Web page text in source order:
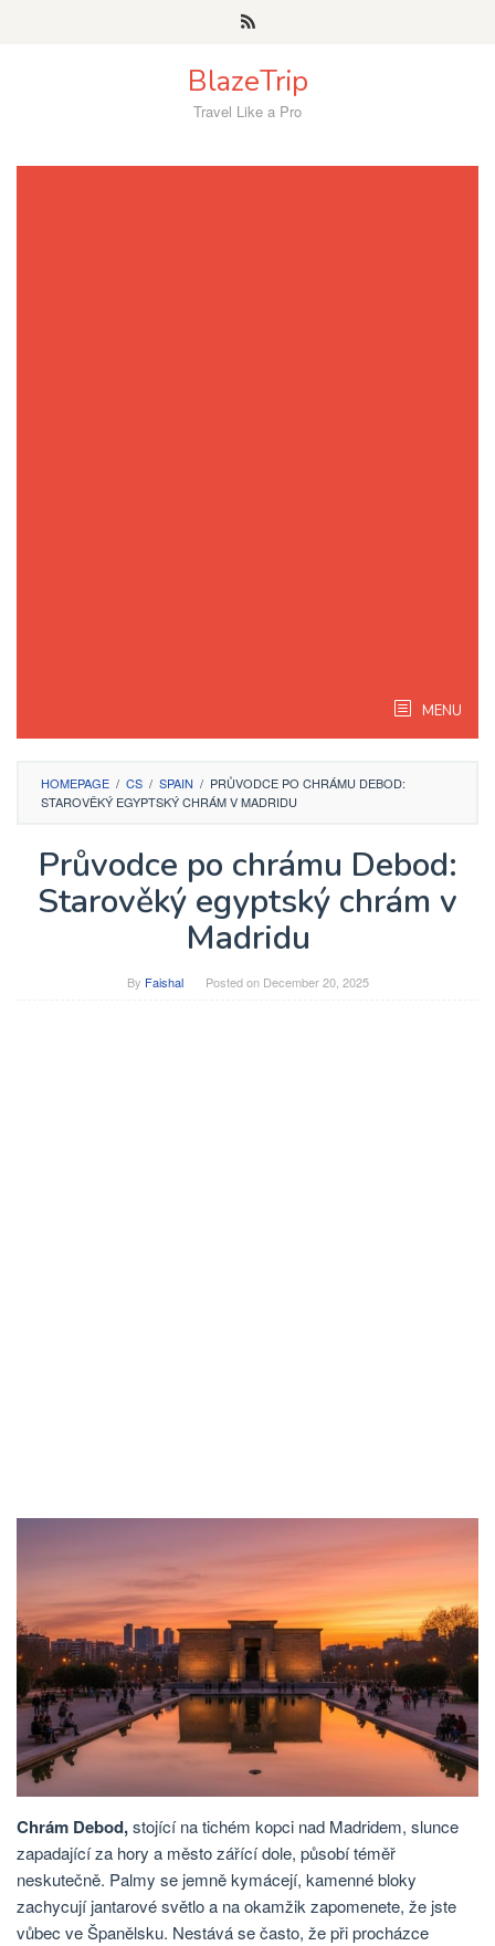
BlazeTrip
Travel Like a Pro
MENU
HOMEPAGE / CS / SPAIN / PRŮVODCE PO CHRÁMU DEBOD:
STAROVĚKÝ EGYPTSKÝ CHRÁM V MADRIDU
Průvodce po chrámu Debod:
Starověký egyptský chrám v
Madridu
By Faishal Posted on December 20, 2025
Chrám Debod,stojící na tichém kopci nad Madridem, slunce
zapadající za hory a město zářící dole, působí téměř
neskutečně. Palmy se jemně kymácejí, kamenné bloky
zachycují jantarové světlo a na okamžik zapomenete, že jste
vůbec ve Španělsku. Nestává se často, že při procházce